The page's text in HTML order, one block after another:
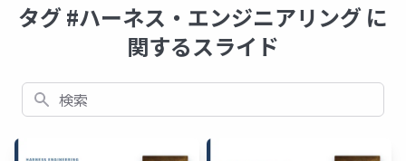
タグ #ハーネス・エンジニアリング に
関するスライド
検索